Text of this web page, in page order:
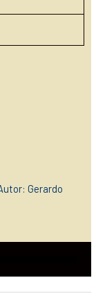
Gerardo